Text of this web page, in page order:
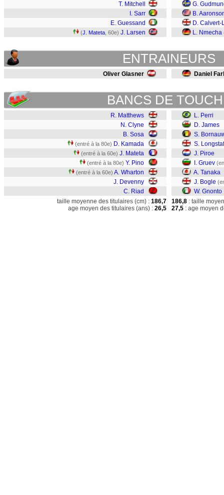
T. Mitchell
I. Sarr
E. Guessand
(J. Mateta , 60e) J. Larsen
G.
B.
D. Calvert-
L. Nmecha
ENTRAINEURS
Oliver Glasner Daniel
BANCS DE
R. Matthews
N. Clyne
B. Sosa
(entré à la 80e) D. Kamada
(entré à la 60e) J. Mateta
(entré à la 80e) Y. Pino
(entré à la 60e) A. Wharton
J. Devenny
C. Riad
L. Perri
D. James
S.
S.
J. Piroe
I. Gruev
A. Tanaka
J. Bogle
W. Gnonto
taille moyenne des titulaires (cm) : 186,7
age moyen des titulaires (ans) : 26,5
186,8 : taille
27,5 : age moyen